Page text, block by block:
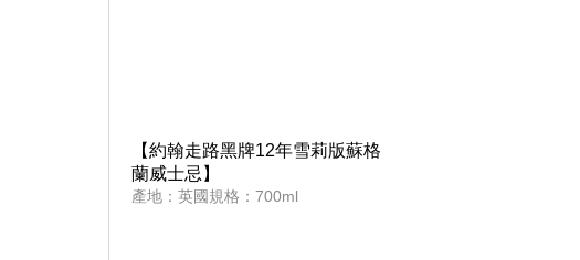
【約翰走路黑牌12年雪莉版蘇格
蘭威士忌】
產地：英國規格：700ml